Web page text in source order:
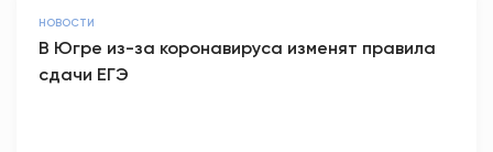
НОВОСТИ
В Югре из-за коронавируса изменят правила
сдачи ЕГЭ